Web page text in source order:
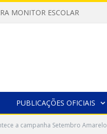
MONITOR ESCOLAR
PUBLICAÇÕES OFICIAIS
a campanha Setembro Amarelo